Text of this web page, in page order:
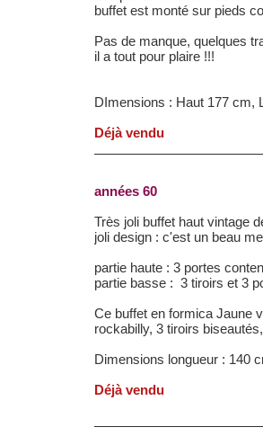
buffet est monté sur pieds
Pas de manque, quelques
il a tout pour plaire !!!
DImensions : Haut 177 cm,
Déjà vendu
années 60
Très joli buffet haut vintage
joli design : c'est un beau
partie haute : 3 portes
partie basse : 3 tiroirs et 3
Ce buffet en formica Jaune
rockabilly, 3 tiroirs
Dimensions longueur : 140
Déjà vendu